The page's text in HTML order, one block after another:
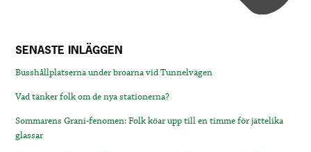
SENASTE INLÄGGEN
Busshållplatserna under broarna vid Tunnelvägen
Vad tänker folk om de nya stationerna?
Sommarens Grani-fenomen: Folk köar upp till en timme för jättelika
glassar